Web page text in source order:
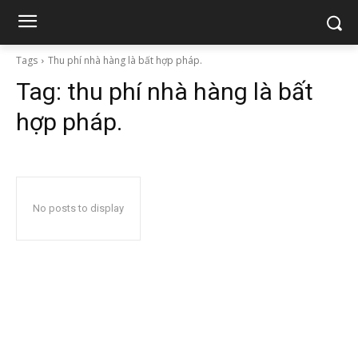
Tags Thu phí nhà hàng là bất hợp pháp.
Tag: thu phí nhà hàng là bất
hợp pháp.
No posts to display